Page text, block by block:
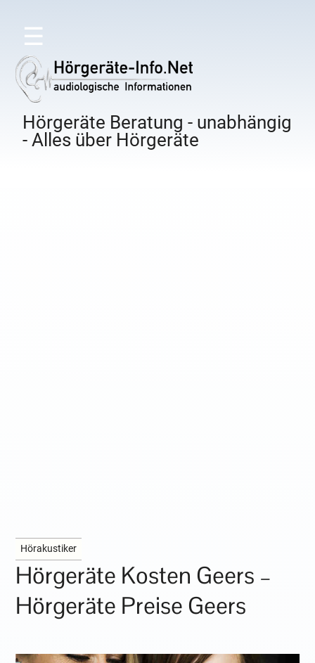
☰
Hörgeräte Beratung - unabhängig
- Alles über Hörgeräte
Hörakustiker
Hörgeräte Kosten Geers –
Hörgeräte Preise Geers